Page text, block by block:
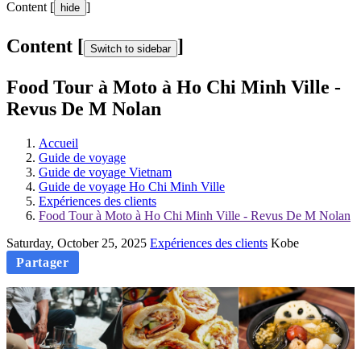
Content [ hide ]
Content [ Switch to sidebar ]
Food Tour à Moto à Ho Chi Minh Ville -
Revus De M Nolan
Accueil
Guide de voyage
Guide de voyage Vietnam
Guide de voyage Ho Chi Minh Ville
Expériences des clients
Food Tour à Moto à Ho Chi Minh Ville - Revus De M Nolan
Saturday, October 25, 2025 Expériences des clients Kobe
Partager